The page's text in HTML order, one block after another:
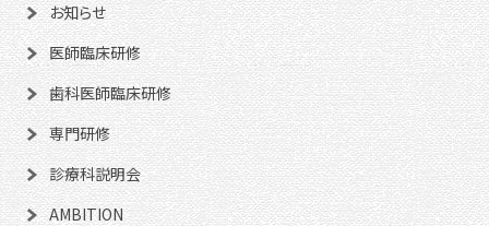
お知らせ
医師臨床研修
歯科医師臨床研修
専門研修
診療科説明会
AMBITION